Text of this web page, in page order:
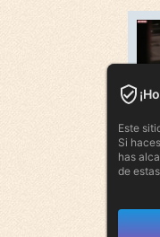
Este
Si
has
de